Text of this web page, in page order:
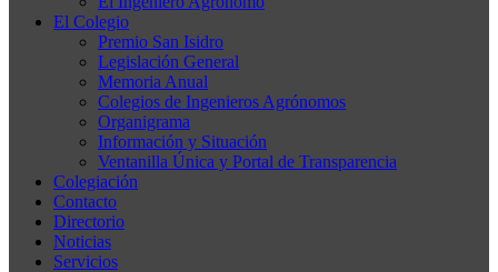
El Colegio
Premio San Isidro
Legislación General
Memoria Anual
Colegios de Ingenieros Agrónomos
Organigrama
Información y Situación
Ventanilla Única y Portal de Transparencia
Colegiación
Contacto
Directorio
Noticias
Servicios